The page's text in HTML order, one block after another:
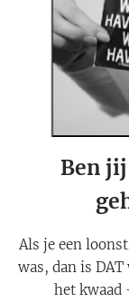
Ben jij
Als je een
was, dan is
het kwaad